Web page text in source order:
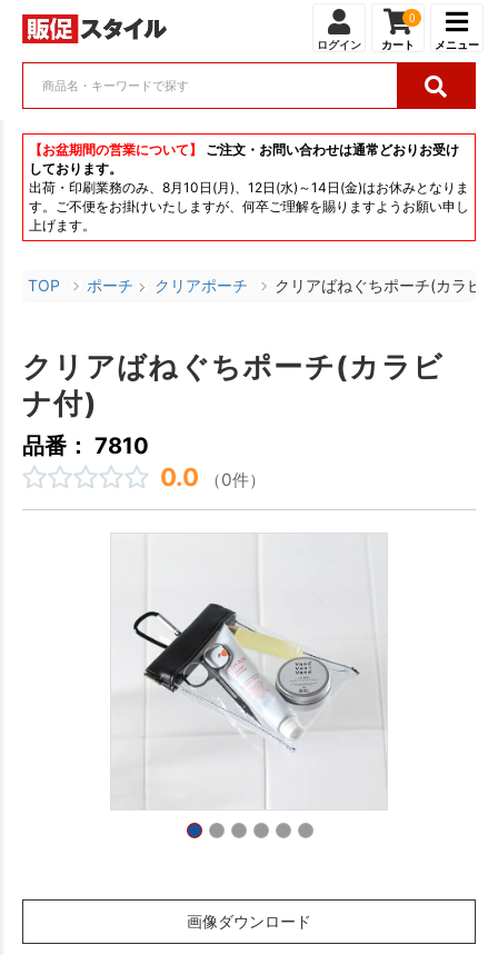
ログイン
0
カート メニュー
【お盆期間の営業について】
ご注文・お問い合わせは通常どおりお受け
しております。
出荷・印刷業務のみ、8月10日(月)、12日(水)～14日(金)はお休みとなりま
す。ご不便をお掛けいたしますが、何卒ご理解を賜りますようお願い申し
上げます。
TOP ポーチ クリアポーチ クリアばねぐちポーチ(カラビ
クリアばねぐちポーチ(カラビ
ナ付)
品番： 7810
0.0 （0件）
画像ダウンロード